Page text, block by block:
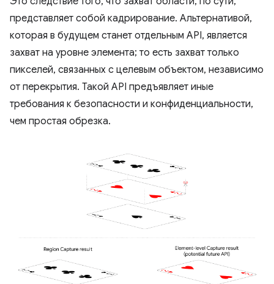
представляет собой кадрирование. Альтернативой,
которая в будущем станет отдельным API, является
захват на уровне элемента; то есть захват только
пикселей, связанных с целевым объектом, независимо
от перекрытия. Такой API предъявляет иные
требования к безопасности и конфиденциальности,
чем простая обрезка.